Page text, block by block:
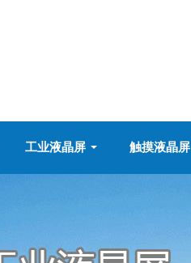
工业液晶屏 触摸液晶屏